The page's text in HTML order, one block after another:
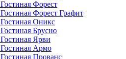
Гостиная Форест
Гостиная Форест Графит
Гостиная Оникс
Гостиная Брусно
Гостиная Ярви
Гостиная Армо
Гостиная Прованс